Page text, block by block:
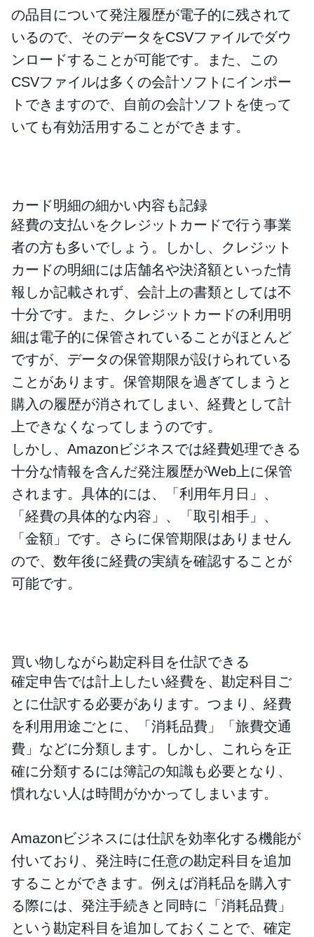
の品目について発注履歴が電子的に残されて
いるので、そのデータをCSVファイルでダウ
ンロードすることが可能です。また、この
CSVファイルは多くの会計ソフトにインポー
トできますので、自前の会計ソフトを使って
いても有効活用することができます。
カード明細の細かい内容も記録
経費の支払いをクレジットカードで行う事業
者の方も多いでしょう。しかし、クレジット
カードの明細には店舗名や決済額といった情
報しか記載されず、会計上の書類としては不
十分です。また、クレジットカードの利用明
細は電子的に保管されていることがほとんど
ですが、データの保管期限が設けられている
ことがあります。保管期限を過ぎてしまうと
購入の履歴が消されてしまい、経費として計
上できなくなってしまうのです。
しかし、Amazonビジネスでは経費処理できる
十分な情報を含んだ発注履歴がWeb上に保管
されます。具体的には、「利用年月日」、
「経費の具体的な内容」、「取引相手」、
「金額」です。さらに保管期限はありません
ので、数年後に経費の実績を確認することが
可能です。
買い物しながら勘定科目を仕訳できる
確定申告では計上したい経費を、勘定科目ご
とに仕訳する必要があります。つまり、経費
を利用用途ごとに、「消耗品費」「旅費交通
費」などに分類します。しかし、これらを正
確に分類するには簿記の知識も必要となり、
慣れない人は時間がかかってしまいます。
Amazonビジネスには仕訳を効率化する機能が
付いており、発注時に任意の勘定科目を追加
することができます。例えば消耗品を購入す
る際には、発注手続きと同時に「消耗品費」
という勘定科目を追加しておくことで、確定